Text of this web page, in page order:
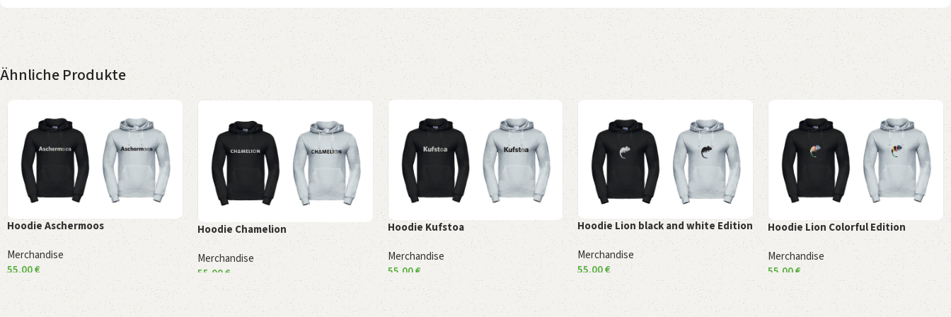
Ähnliche Produkte
Hoodie Aschermoos
Merchandise
55,00€
Ausführung wählen
Hoodie Chamelion
Merchandise
55,00€
Ausführung wählen
Hoodie Kufstoa
Merchandise
55,00€
Ausführung wählen
Hoodie Lion black and white Edition
Merchandise
55,00€
Ausführung wählen
Hoodie Lion Colorful Edition
Merchandise
55,00€
Ausführung wählen